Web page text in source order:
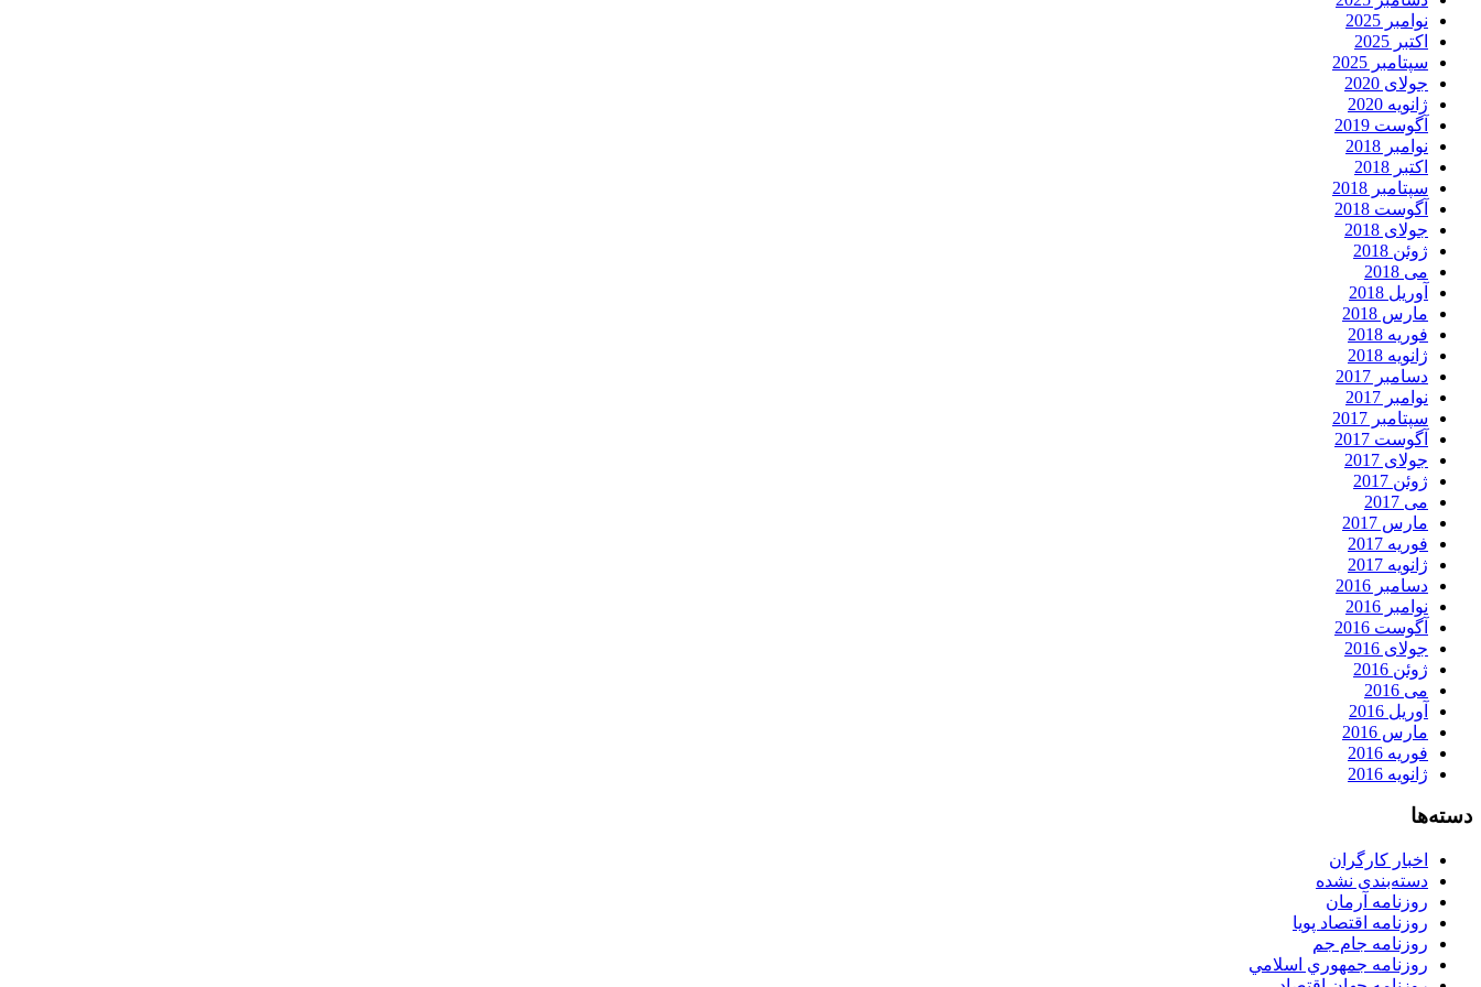
نوامبر 2025
اکتبر 2025
سپتامبر 2025
جولای 2020
ژانویه 2020
آگوست 2019
نوامبر 2018
اکتبر 2018
سپتامبر 2018
آگوست 2018
جولای 2018
ژوئن 2018
می 2018
آوریل 2018
مارس 2018
فوریه 2018
ژانویه 2018
دسامبر 2017
نوامبر 2017
سپتامبر 2017
آگوست 2017
جولای 2017
ژوئن 2017
می 2017
مارس 2017
فوریه 2017
ژانویه 2017
دسامبر 2016
نوامبر 2016
آگوست 2016
جولای 2016
ژوئن 2016
می 2016
آوریل 2016
مارس 2016
فوریه 2016
ژانویه 2016
دسته‌ها
اخبار کارگران
دسته‌بندی نشده
روزنامه آرمان
روزنامه اقتصاد پویا
روزنامه جام جم
روزنامه جمهوري اسلامي